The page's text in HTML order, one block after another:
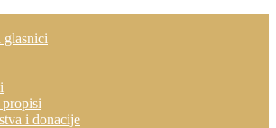
glasnici
i donacije